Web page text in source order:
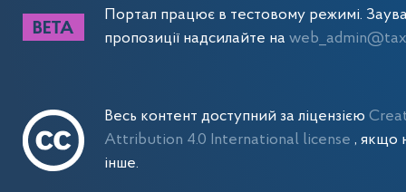
Портал працює в тестовому режимі.
пропозиції надсилайте на
Весь контент доступний за ліцензією
Attribution 4.0 International license , якщо
інше.